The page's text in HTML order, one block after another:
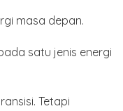
masa depan.
satu jenis energi
Tetapi